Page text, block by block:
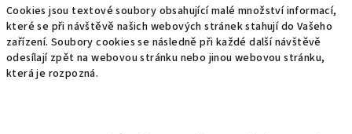
Cookies jsou textové soubory obsahující malé množství informací,
které se při návštěvě našich webových stránek stahují do Vašeho
zařízení. Soubory cookies se následně při každé další návštěvě
odesílají zpět na webovou stránku nebo jinou webovou stránku,
která je rozpozná.